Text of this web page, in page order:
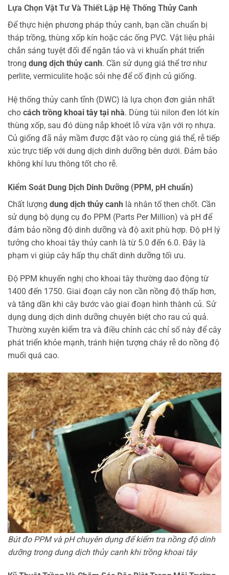
Lựa Chọn Vật Tư Và Thiết Lập Hệ Thống Thủy Canh
Để thực hiện phương pháp thủy canh, bạn cần chuẩn bị
tháp trồng, thùng xốp kín hoặc các ống PVC. Vật liệu phải
chắn sáng tuyệt đối để ngăn tảo và vi khuẩn phát triển
trong dung dịch thủy canh. Cần sử dụng giá thể trơ như
perlite, vermiculite hoặc sỏi nhẹ để cố định củ giống.
Hệ thống thủy canh tĩnh (DWC) là lựa chọn đơn giản nhất
cho cách trồng khoai tây tại nhà. Dùng túi nilon đen lót kín
thùng xốp, sau đó dùng nắp khoét lỗ vừa vặn với rọ nhựa.
Củ giống đã nảy mầm được đặt vào rọ cùng giá thể, rễ tiếp
xúc trực tiếp với dung dịch dinh dưỡng bên dưới. Đảm bảo
không khí lưu thông tốt cho rễ.
Kiểm Soát Dung Dịch Dinh Dưỡng (PPM, pH chuẩn)
Chất lượng dung dịch thủy canh là nhân tố then chốt. Cần
sử dụng bộ dụng cụ đo PPM (Parts Per Million) và pH để
đảm bảo nồng độ dinh dưỡng và độ axit phù hợp. Độ pH lý
tưởng cho khoai tây thủy canh là từ 5.0 đến 6.0. Đây là
phạm vi giúp cây hấp thụ chất dinh dưỡng tối ưu.
Độ PPM khuyến nghị cho khoai tây thường dao động từ
1400 đến 1750. Giai đoạn cây non cần nồng độ thấp hơn,
và tăng dần khi cây bước vào giai đoạn hình thành củ. Sử
dụng dung dịch dinh dưỡng chuyên biệt cho rau củ quả.
Thường xuyên kiểm tra và điều chỉnh các chỉ số này để cây
phát triển khỏe mạnh, tránh hiện tượng cháy rễ do nồng độ
muối quá cao.
Bút đo PPM và pH chuyên dụng để kiểm tra nồng độ dinh
dưỡng trong dung dịch thủy canh khi trồng khoai tây